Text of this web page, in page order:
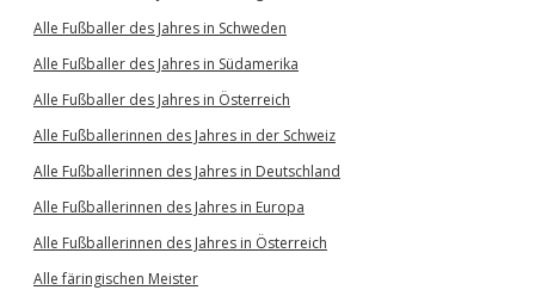
Alle Fußballer des Jahres in Schweden
Alle Fußballer des Jahres in Südamerika
Alle Fußballer des Jahres in Österreich
Alle Fußballerinnen des Jahres in der Schweiz
Alle Fußballerinnen des Jahres in Deutschland
Alle Fußballerinnen des Jahres in Europa
Alle Fußballerinnen des Jahres in Österreich
Alle färingischen Meister